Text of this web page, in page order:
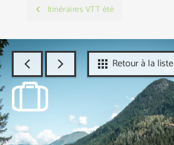
Itinéraires VTT été
Retour à la liste